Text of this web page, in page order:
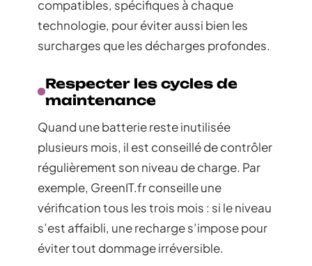
compatibles, spécifiques à chaque
technologie, pour éviter aussi bien les
surcharges que les décharges profondes.
Respecter les cycles de
maintenance
Quand une batterie reste inutilisée
plusieurs mois, il est conseillé de contrôler
régulièrement son niveau de charge. Par
exemple, GreenIT.fr conseille une
vérification tous les trois mois : si le niveau
s’est affaibli, une recharge s’impose pour
éviter tout dommage irréversible.